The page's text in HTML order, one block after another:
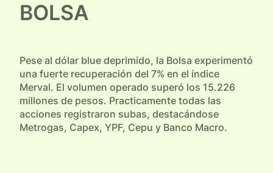
BOLSA
Pese al dólar blue deprimido, la Bolsa experimentó
una fuerte recuperación del 7% en el índice
Merval. El volumen operado superó los 15.226
millones de pesos. Practicamente todas las
acciones registraron subas, destacándose
Metrogas, Capex, YPF, Cepu y Banco Macro.